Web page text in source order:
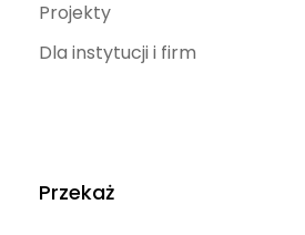
Projekty
Dla instytucji i firm
Przekaż